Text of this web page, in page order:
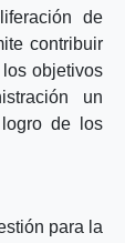
de
contribuir
objetivos
un
de los
para la